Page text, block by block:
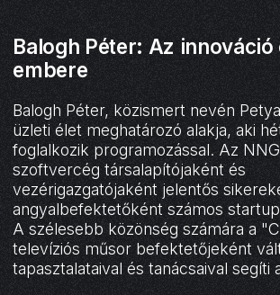
Balogh Péter: Az innováció
embere
Balogh Péter, közismert nevén
üzleti élet meghatározó alakja, aki
foglalkozik programozással. Az
szoftvercég társalapítójaként és
vezérigazgatójaként jelentős
angyalbefektetőként számos
A szélesebb közönség számára a
televíziós műsor befektetőjeként
tapasztalataival és tanácsaival segíti